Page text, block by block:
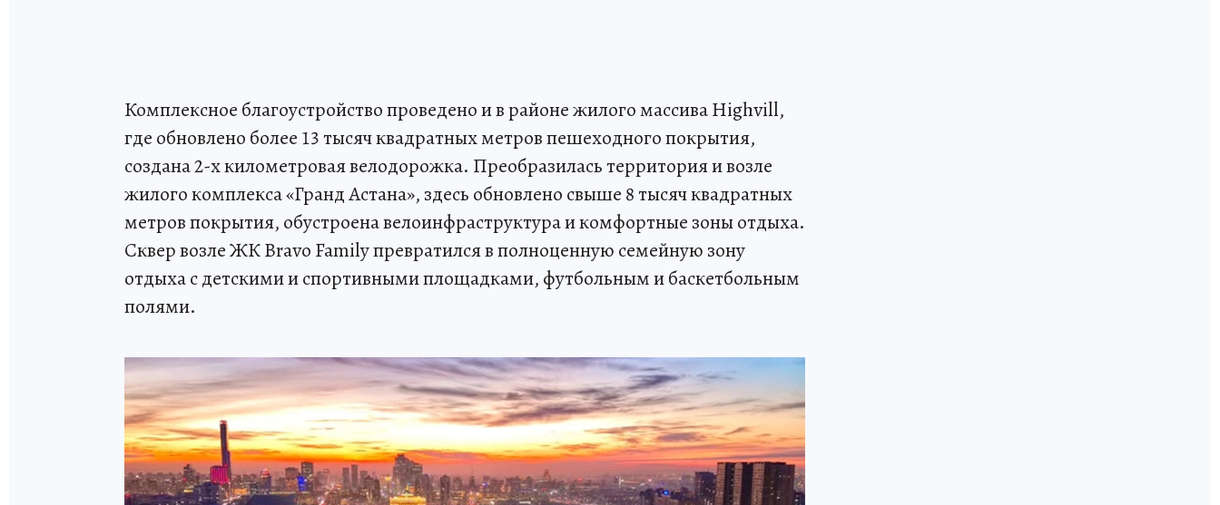
Комплексное благоустройство проведено и в районе жилого массива Highvill,
где обновлено более 13 тысяч квадратных метров пешеходного покрытия,
создана 2-х километровая велодорожка. Преобразилась территория и возле
жилого комплекса «Гранд Астана», здесь обновлено свыше 8 тысяч квадратных
метров покрытия, обустроена велоинфраструктура и комфортные зоны отдыха.
Сквер возле ЖК Bravo Family превратился в полноценную семейную зону
отдыха с детскими и спортивными площадками, футбольным и баскетбольным
полями.